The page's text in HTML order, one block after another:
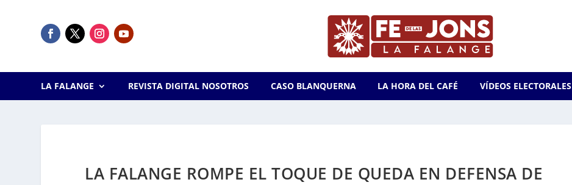
LA FALANGE REVISTA DIGITAL NOSOTROS CASO BLANQUERNA LA HORA DEL CAFÉ VÍDEOS ELECTORALES
LA FALANGE ROMPE EL TOQUE DE QUEDA EN DEFENSA DE